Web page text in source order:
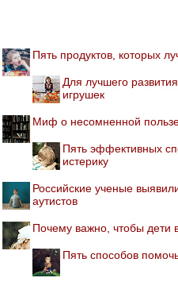
Пять продуктов, которых
Для лучшего
игрушек
Миф о несомненной
Пять эффективных
истерику
Российские ученые
аутистов
Почему важно, чтобы дети
Пять способов